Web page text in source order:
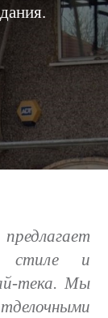
стиле и
тека. Мы